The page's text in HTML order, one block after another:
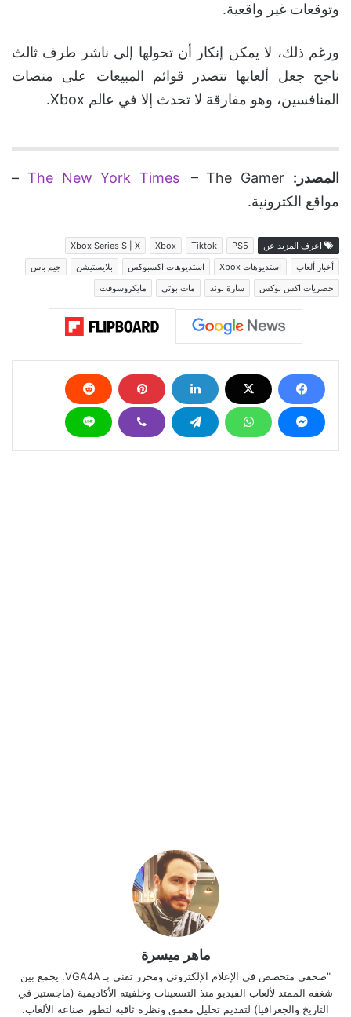
وتوقعات غير واقعية.
ورغم ذلك، لا يمكن إنكار أن تحولها إلى ناشر طرف ثالث
ناجح جعل ألعابها تتصدر قوائم المبيعات على منصات
المنافسين، وهو مفارقة لا تحدث إلا في عالم Xbox.
المصدر: The New York Times
– The Gamer –
مواقع الكترونية.
اعرف المزيد عن PS5
Tiktok
Xbox
Xbox Series S | X
أخبار ألعاب
استديوهات Xbox استديوهات اكسبوكس بلايستيشن
جيم باس
حصريات اكس بوكس
سارة بوند مات بوتي مايكروسوفت
ماهر ميسرة
"صحفي متخصص في الإعلام الإلكتروني ومحرر تقني بـ VGA4A. يجمع بين
شغفه الممتد لألعاب الفيديو منذ التسعينات وخلفيته الأكاديمية (ماجستير في
التاريخ والجغرافيا) لتقديم تحليل معمق ونظرة ثاقبة لتطور صناعة الألعاب.